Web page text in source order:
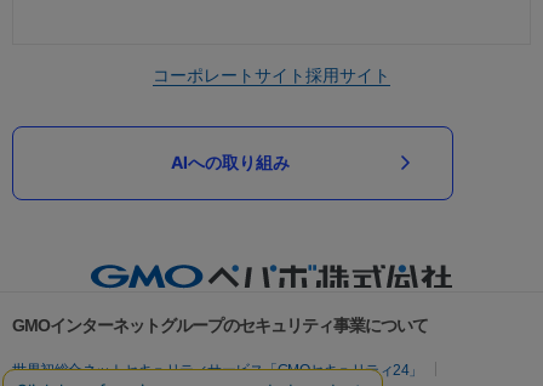
コーポレートサイト採用サイト
AIへの取り組み
GMOインターネットグループのセキュリティ事業について
世界初総合ネットセキュリティサービス「GMOセキュリティ24」